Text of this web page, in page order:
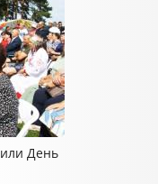
День